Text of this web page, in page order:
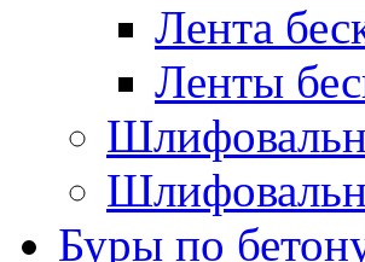
Лента
Ленты
Буры по